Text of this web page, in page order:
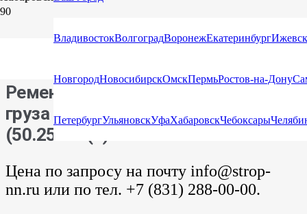
ВладивостокВолгоградВоронежЕкатеринбургИжевск
НовгородНовосибирскОмскПермьРостов-на-Дону
ПетербургУльяновскУфаХабаровскЧебоксары
Каталог/Стяжные ремни/Стяжные ремни с
Ремень стяжной для крепления
груза 2,5/5,0 тн с крюками
(50.25.4.С(L)
Цена по запросу на почту info@strop-
nn.ru или по тел. +7 (831) 288-00-00.